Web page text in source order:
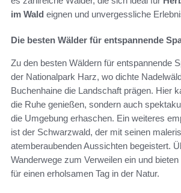
im Wald eignen und unvergessliche
Die besten Wälder für entspannende
Zu den besten Wäldern für entspannende
der Nationalpark Harz, wo dichte
Buchenhaine die Landschaft prägen. Hier
die Ruhe genießen, sondern auch
die Umgebung erhaschen. Ein weiteres
ist der Schwarzwald, der mit seinen
atemberaubenden Aussichten begeistert.
Wanderwege zum Verweilen ein und
für einen erholsamen Tag in der Natur.